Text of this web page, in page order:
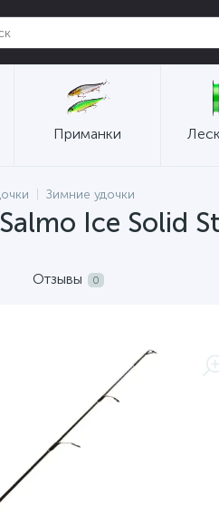
Приманки
Зимние удочки
Ice Solid
Отзывы 0